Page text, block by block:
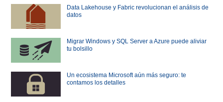
Data Lakehouse y Fabric revolucionan el análisis de
datos
Migrar Windows y SQL Server a Azure puede aliviar
tu bolsillo
Un ecosistema Microsoft aún más seguro: te
contamos los detalles